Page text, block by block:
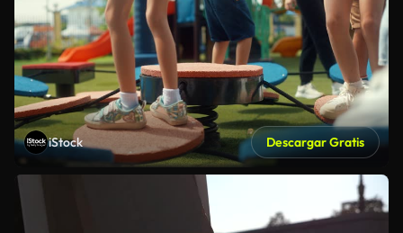
iStock Descargar Gratis